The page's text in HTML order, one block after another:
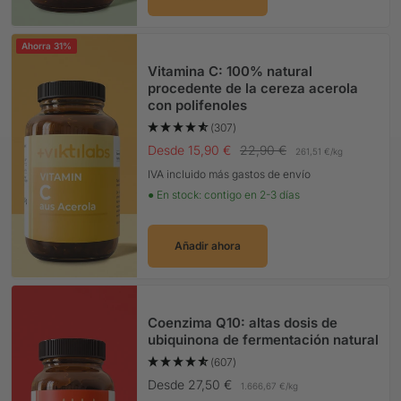
Ahorra 31%
Vitamina C: 100% natural
procedente de la cereza acerola
con polifenoles
(307)
Precio Oferta
Desde 15,90 € Precio normal
22,90 € 261,51 €/kg
IVA incluido más gastos de envío
● En stock: contigo en 2-3 días
Añadir ahora
Coenzima Q10: altas dosis de
ubiquinona de fermentación natural
(607)
Precio Oferta
Desde 27,50 € 1.666,67 €/kg